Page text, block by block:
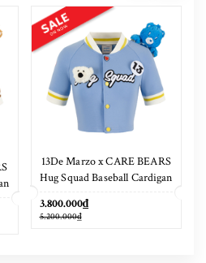
13De Marzo x CARE BEARS
Hug Squad Baseball Cardigan
3.800.000₫
5.200.000₫